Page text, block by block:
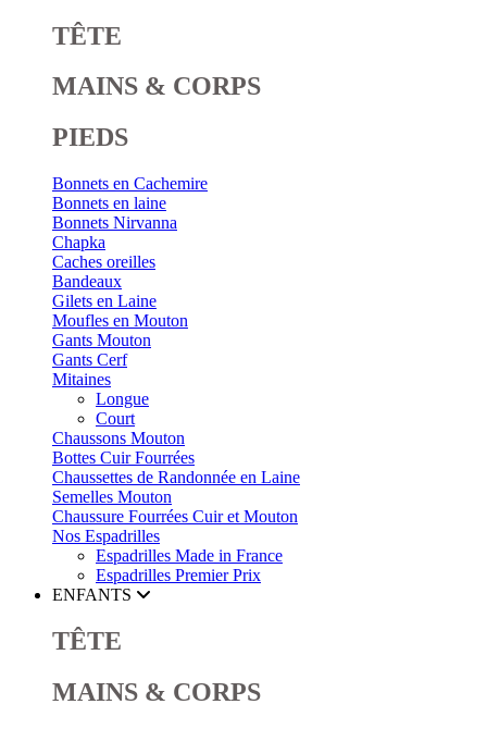
TÊTE
MAINS & CORPS
PIEDS
Bonnets en Cachemire
Bonnets en laine
Bonnets Nirvanna
Chapka
Caches oreilles
Bandeaux
Gilets en Laine
Moufles en Mouton
Gants Mouton
Gants Cerf
Mitaines
Longue
Court
Chaussons Mouton
Bottes Cuir Fourrées
Chaussettes de Randonnée en Laine
Semelles Mouton
Chaussure Fourrées Cuir et Mouton
Nos Espadrilles
Espadrilles Made in France
Espadrilles Premier Prix
ENFANTS
TÊTE
MAINS & CORPS